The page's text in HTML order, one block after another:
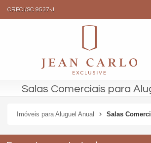
CRECI/SC 9537-J
Salas Comerciais para
Imóveis para Aluguel Anual Salas